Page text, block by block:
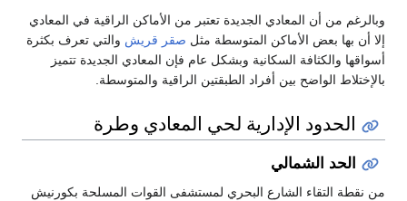
وبالرغم من أن المعادي الجديدة تعتبر من الأماكن الراقية في المعادي
إلا أن بها بعض الأماكن المتوسطة مثل صقر قريش والتي تعرف بكثرة
أسواقها والكثافة السكانية وبشكل عام فإن المعادي الجديدة تتميز
بالإختلاط الواضح بين أفراد الطبقتين الراقية والمتوسطة.
الحدود الإدارية لحي المعادي وطرة
الحد الشمالي
من نقطة التقاء الشارع البحري لمستشفى القوات المسلحة بكورنيش